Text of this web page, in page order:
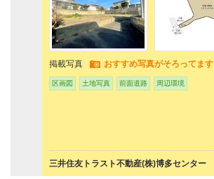
掲載写真 おすすめ写真がそろってます
区画図 土地写真 前面道路 周辺環境
三井住友トラスト不動産(株)博多センター